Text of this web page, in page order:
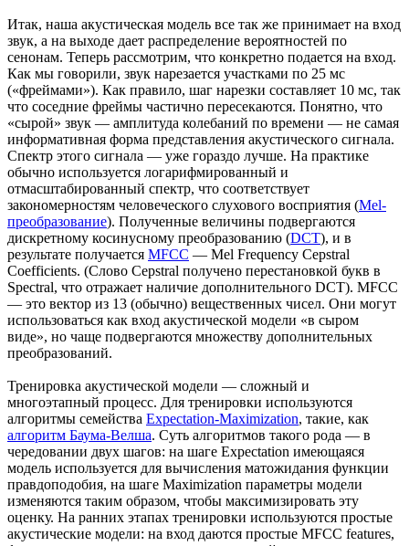
Итак, наша акустическая модель все так же принимает на вход
звук, а на выходе дает распределение вероятностей по
сенонам. Теперь рассмотрим, что конкретно подается на вход.
Как мы говорили, звук нарезается участками по 25 мс
(«фреймами»). Как правило, шаг нарезки составляет 10 мс, так
что соседние фреймы частично пересекаются. Понятно, что
«сырой» звук — амплитуда колебаний по времени — не самая
информативная форма представления акустического сигнала.
Спектр этого сигнала — уже гораздо лучше. На практике
обычно используется логарифмированный и
отмасштабированный спектр, что соответствует
закономерностям человеческого слухового восприятия (Mel-
преобразование). Полученные величины подвергаются
дискретному косинусному преобразованию (DCT), и в
результате получается MFCC — Mel Frequency Cepstral
Coefficients. (Слово Cepstral получено перестановкой букв в
Spectral, что отражает наличие дополнительного DCT). MFCC
— это вектор из 13 (обычно) вещественных чисел. Они могут
использоваться как вход акустической модели «в сыром
виде», но чаще подвергаются множеству дополнительных
преобразований.
Тренировка акустической модели — сложный и
многоэтапный процесс. Для тренировки используются
алгоритмы семейства Expectation-Maximization, такие, как
алгоритм Баума-Велша. Суть алгоритмов такого рода — в
чередовании двух шагов: на шаге Expectation имеющаяся
модель используется для вычисления матожидания функции
правдоподобия, на шаге Maximization параметры модели
изменяются таким образом, чтобы максимизировать эту
оценку. На ранних этапах тренировки используются простые
акустические модели: на вход даются простые MFCC features,